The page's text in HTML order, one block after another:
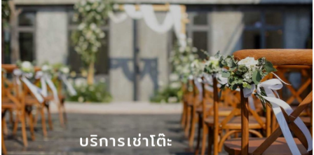
บริการเช่าโต๊ะ